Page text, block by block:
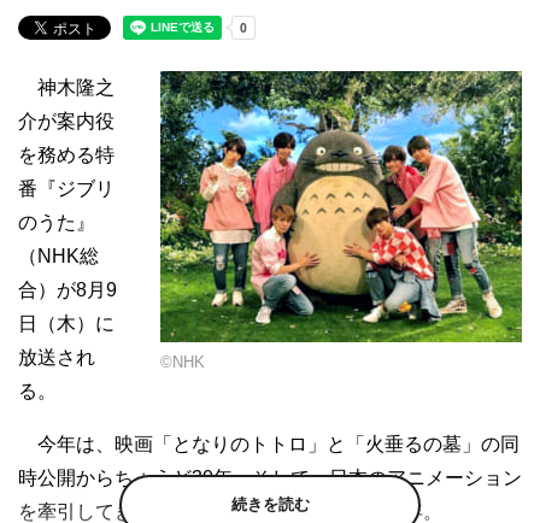
©NHK
神木隆之
介が案内役
を務める特
番『ジブリ
のうた』
（NHK総
合）が8月9
日（木）に
放送され
る。
今年は、映画「となりのトトロ」と「火垂るの墓」の同
時公開からちょうど30年。そして、日本のアニメーション
を牽引してきた巨匠・高畑勲監督が逝去した年。
続きを読む